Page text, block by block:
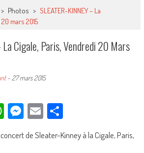
> Photos > SLEATER-KINNEY – La
mars 2015
La Cigale, Paris, Vendredi 20 Mars
- 27 mars 2015
WhatsApp
Messenger
EmailPartager
de Sleater-Kinney à la Cigale, Paris,